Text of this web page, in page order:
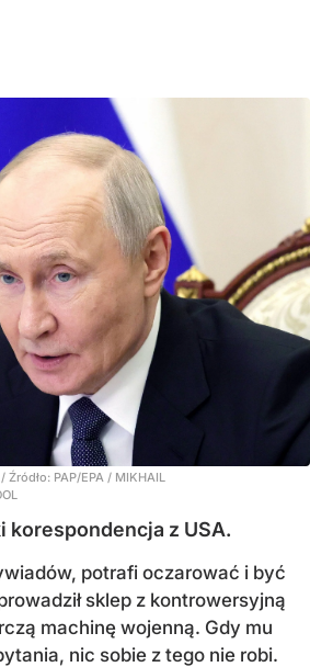
/ Źródło: PAP/EPA / MIKHAIL
korespondencja z USA.
potrafi oczarować i być
sklep z kontrowersyjną
machinę wojenną. Gdy mu
nic sobie z tego nie robi.